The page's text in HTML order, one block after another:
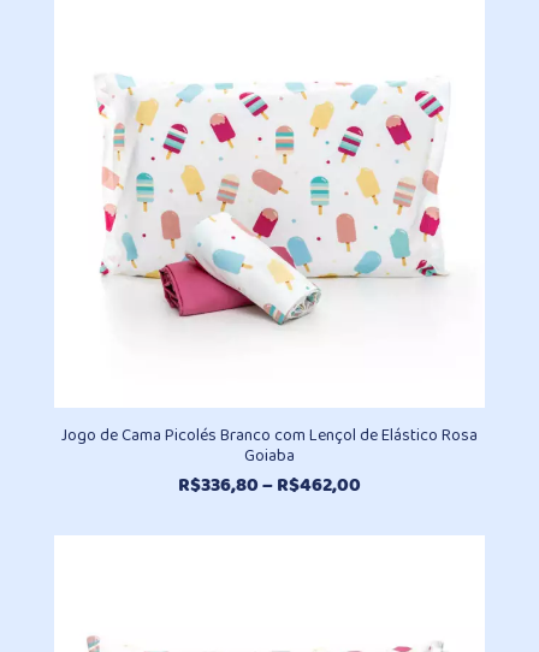
Jogo de Cama Picolés Branco com Lençol de Elástico Rosa
Goiaba
R$336,80–R$462,00Faixa
preço: